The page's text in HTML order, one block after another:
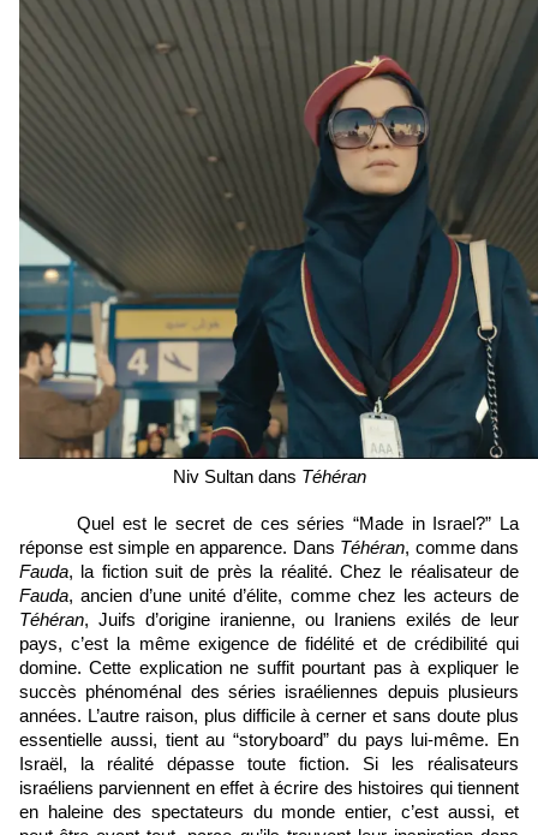
Niv Sultan dans Téhéran
Quel est le secret de ces séries “Made in Israel?” La
réponse est simple en apparence. Dans Téhéran
Fauda
Fauda
Téhéran, Juifs d’origine iranienne, ou Iraniens exilés de leur
pays, c’est la même exigence de fidélité et de crédibilité qui
domine. Cette explication ne suffit pourtant pas à expliquer le
succès phénoménal des séries israéliennes depuis plusieurs
années. L’autre raison, plus difficile à cerner et sans doute plus
essentielle aussi, tient au “storyboard” du pays lui-même. En
Israël, la réalité dépasse toute fiction. Si les réalisateurs
israéliens parviennent en effet à écrire des histoires qui tiennent
en haleine des spectateurs du monde entier, c’est aussi, et